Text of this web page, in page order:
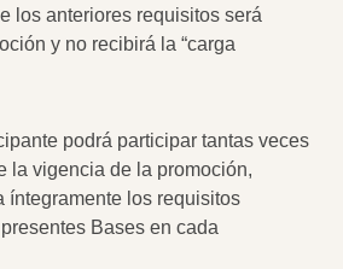
los anteriores requisitos será
y no recibirá la “carga
podrá participar tantas veces
la vigencia de la promoción,
íntegramente los requisitos
Bases en cada